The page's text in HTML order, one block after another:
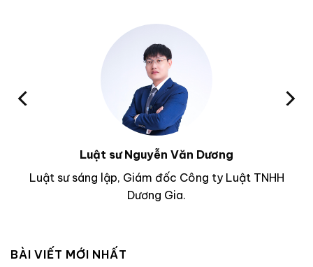
Luật sư Nguyễn Văn Dương
Luật sư sáng lập, Giám đốc Công ty Luật TNHH
Dương Gia.
BÀI VIẾT MỚI NHẤT